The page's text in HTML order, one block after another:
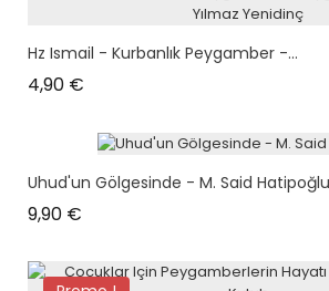
Hz Ismail - Kurbanlık Peygamber -...
4,90 €
Uhud'un Gölgesinde - M. Said Hatipoğlu
9,90 €